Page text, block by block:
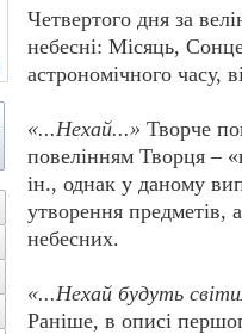
Четвертого дня за
небесні: Місяць,
астрономічного часу,
«...Нехай...» Творче
повелінням Творця –
ін., однак у даному
утворення предметів,
небесних.
«...Нехай будуть
Раніше, в описі